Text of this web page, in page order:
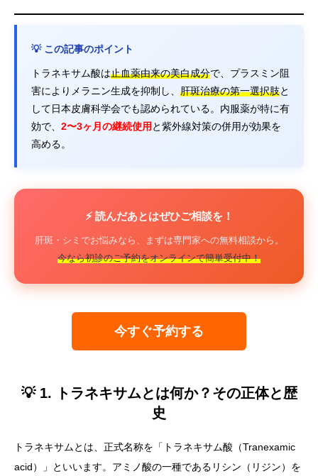
💡 この記事のポイント
トラネキサム酸は止血薬由来の美白成分で、プラスミン阻
害によりメラニン生成を抑制し、 肝斑治療の第一選択肢と
して日本皮膚科学会でも認められている。内服薬が特に有
効で、 2〜3ヶ月の継続使用 と紫外線対策の併用が効果を
高める。
⚡ 読んだあとはぜひご相談を！
肝斑・シミでお悩みなら、まずは専門家への無料相談から。
今なら初診のご予約をオンラインで簡単受付中！
今すぐ予約する
💡 1. トラネキサムとは何か？その正体と歴
史
トラネキサムとは、正式名称を「トラネキサム酸（Tranexamic
acid）」といいます。アミノ酸の一種であるリシン（リジン）を